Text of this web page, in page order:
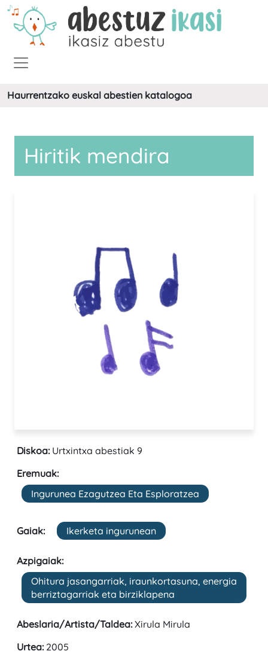
Haurrentzako euskal abestien katalogoa
Hiritik mendira
Diskoa:Urtxintxa abestiak 9
Eremuak:
Ingurunea Ezagutzea Eta Esploratzea
Gaiak: Ikerketa ingurunean
Azpigaiak:
Ohitura jasangarriak, iraunkortasuna, energia
berriztagarriak eta birziklapena
Abeslaria/Artista/Taldea:Xirula Mirula
Urtea:2005